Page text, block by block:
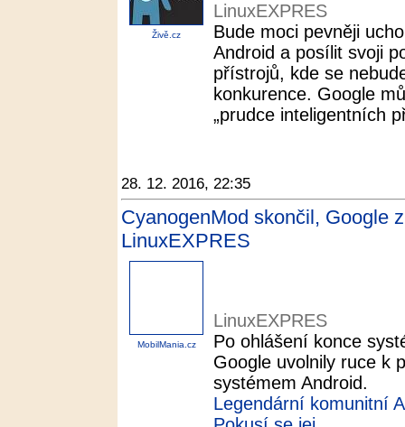
Živě.cz
LinuxEXPRES
Bude moci pevněji
Android a posílit svoji
přístrojů, kde se
konkurence. Google
„prudce inteligentních
28. 12. 2016, 22:35
CyanogenMod skončil, Google
LinuxEXPRES
MobilMania.cz
LinuxEXPRES
Po ohlášení konce
Google uvolnily ruce k
systémem Android.
Legendární komunitní